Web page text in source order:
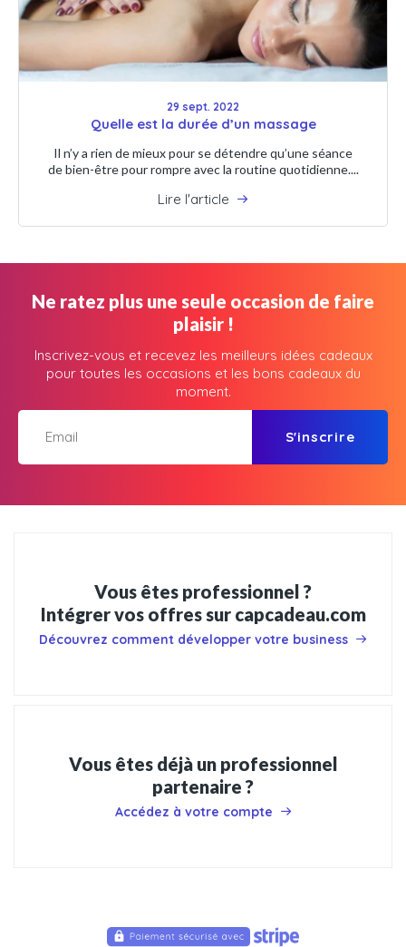
29 sept. 2022
Quelle est la durée d’un massage
Il n’y a rien de mieux pour se détendre qu’une séance
de bien-être pour rompre avec la routine quotidienne....
Lire l'article
Ne ratez plus une seule occasion de faire
plaisir !
Inscrivez-vous et recevez les meilleurs idées cadeaux
pour toutes les occasions et les bons cadeaux du
moment.
S'inscrire
Vous êtes professionnel ?
Intégrer vos offres sur capcadeau.com
Découvrez comment développer votre business
Vous êtes déjà un professionnel
partenaire ?
Accédez à votre compte